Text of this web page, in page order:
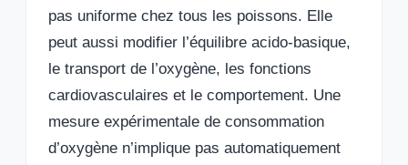
pas uniforme chez tous les poissons. Elle
peut aussi modifier l’équilibre acido-basique,
le transport de l’oxygène, les fonctions
cardiovasculaires et le comportement. Une
mesure expérimentale de consommation
d’oxygène n’implique pas automatiquement